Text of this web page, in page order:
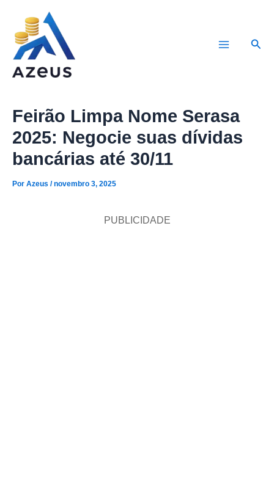
conteúdo
Feirão Limpa Nome Serasa
2025: Negocie suas dívidas
bancárias até 30/11
Por Azeus /novembro 3, 2025
PUBLICIDADE